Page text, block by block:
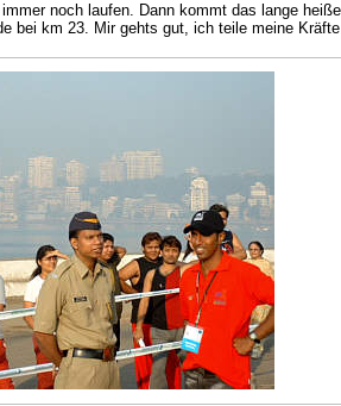
noch laufen. Dann kommt das lange
bei km 23. Mir gehts gut, ich teile meine